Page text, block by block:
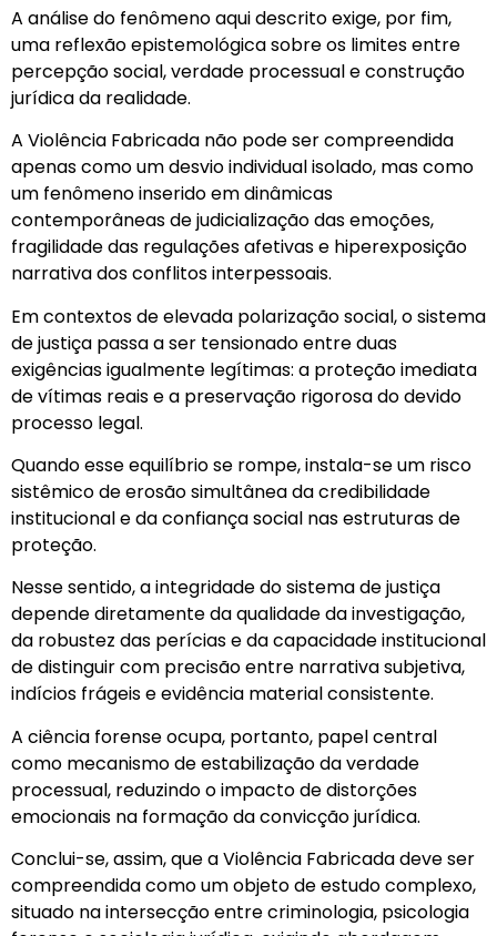
A análise do fenômeno aqui descrito exige, por fim,
uma reflexão epistemológica sobre os limites entre
percepção social, verdade processual e construção
jurídica da realidade.
A Violência Fabricada não pode ser compreendida
apenas como um desvio individual isolado, mas como
um fenômeno inserido em dinâmicas
contemporâneas de judicialização das emoções,
fragilidade das regulações afetivas e hiperexposição
narrativa dos conflitos interpessoais.
Em contextos de elevada polarização social, o sistema
de justiça passa a ser tensionado entre duas
exigências igualmente legítimas: a proteção imediata
de vítimas reais e a preservação rigorosa do devido
processo legal.
Quando esse equilíbrio se rompe, instala-se um risco
sistêmico de erosão simultânea da credibilidade
institucional e da confiança social nas estruturas de
proteção.
Nesse sentido, a integridade do sistema de justiça
depende diretamente da qualidade da investigação,
da robustez das perícias e da capacidade institucional
de distinguir com precisão entre narrativa subjetiva,
indícios frágeis e evidência material consistente.
A ciência forense ocupa, portanto, papel central
como mecanismo de estabilização da verdade
processual, reduzindo o impacto de distorções
emocionais na formação da convicção jurídica.
Conclui-se, assim, que a Violência Fabricada deve ser
compreendida como um objeto de estudo complexo,
situado na intersecção entre criminologia, psicologia